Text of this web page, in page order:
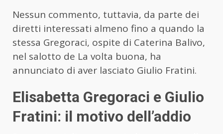
Nessun commento, tuttavia, da parte dei
diretti interessati almeno fino a quando la
stessa Gregoraci, ospite di Caterina Balivo,
nel salotto de La volta buona, ha
annunciato di aver lasciato Giulio Fratini.
Elisabetta Gregoraci e Giulio
Fratini: il motivo dell’addio